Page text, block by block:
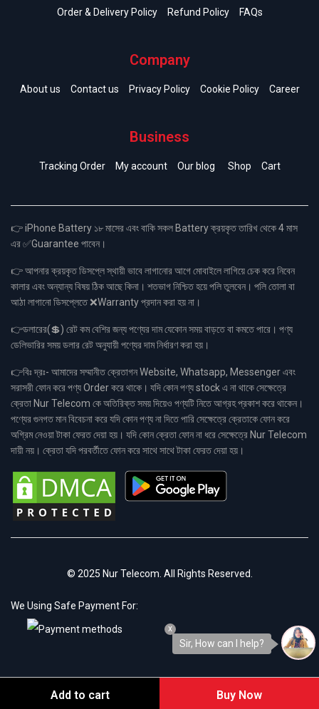
Order & Delivery Policy
Refund Policy FAQs
Company
About us Contact us Privacy Policy Cookie Policy Career
Business
Tracking Order My account Our blog Shop Cart
👉 iPhone Battery ১৮ মাসের এবং বাকি সকল Battery ক্রয়কৃত তারিখ থেকে 4 মাস
এর ✅Guarantee পাবেন।
👉 আপনার ক্রয়কৃত ডিসপ্লে স্থায়ী ভাবে লাগানোর আগে মোবাইলে লাগিয়ে চেক করে নিবেন
কালার এবং অন্যান্য বিষয় ঠিক আছে কিনা। শতভাগ নিশ্চিত হয়ে পলি তুলবেন। পলি তোলা বা
আঠা লাগানো ডিসপ্লেতে ❌Warranty প্রদান করা হয় না।
👉ডলারের(💲) রেট কম বেশির জন্য পণ্যের দাম যেকোন সময় বাড়তে বা কমতে পারে। পণ্য
ডেলিভারির সময় ডলার রেট অনুযায়ী পণ্যের দাম নির্ধারণ করা হয়।
👉বিঃ দ্রঃ- আমাদের সম্মানীত ক্রেতাগন Website, Whatsapp, Messenger এবং
সরাসরী ফোন করে পণ্য Order করে থাকে। যদি কোন পণ্য stock এ না থাকে সেক্ষেত্রে
ক্রেতা Nur Telecom কে অতিরিক্ত সময় দিয়েও পণ্যটি নিতে আগ্রহ প্রকাশ করে থাকেন।
পণ্যের গুনগত মান বিবেচনা করে যদি কোন পণ্য না দিতে পারি সেক্ষেত্রে ক্রেতাকে ফোন করে
অগ্রিম নেওয়া টাকা ফেরত দেয়া হয়। যদি কোন ক্রেতা ফোন না ধরে সেক্ষেত্রে Nur Telecom
দায়ী নয়। ক্রেতা যদি পরবর্তীতে ফোন করে সাথে সাথে টাকা ফেরত দেয়া হয়।
© 2025 Nur Telecom. All Rights Reserved.
We Using Safe Payment For:
Add to cart Buy Now
Sir, How can I help?
x